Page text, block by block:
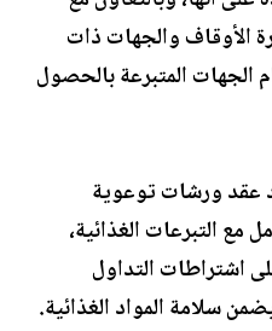
الأوقاف والجهات ذات
الجهات المتبرعة بالحصول
عقد ورشات توعوية
مع التبرعات الغذائية،
اشتراطات التداول
سلامة المواد الغذائية.